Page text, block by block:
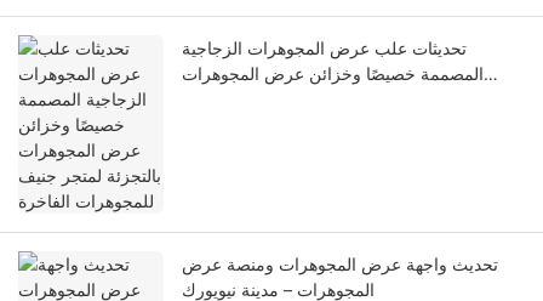
تحديثات علب عرض المجوهرات الزجاجية
المصممة خصيصًا وخزائن عرض المجوهرات
تحديث واجهة عرض المجوهرات ومنصة عرض
المجوهرات – مدينة نيويورك